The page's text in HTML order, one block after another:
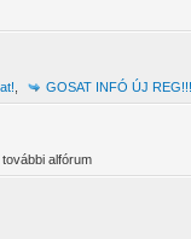
GOSAT INFÓ ÚJ REG!!!
további alfórum